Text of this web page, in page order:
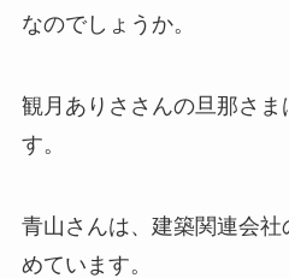
なのでしょうか。
観月ありささんの旦那さ
す。
青山さんは、建築関連会
めています。